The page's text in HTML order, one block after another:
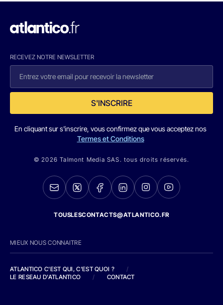
RECEVEZ NOTRE NEWSLETTER
S'INSCRIRE
En cliquant sur s'inscrire, vous confirmez que vous acceptez nos
Termes et Conditions
© 2026 Talmont Media SAS. tous droits réservés.
TOUSLESCONTACTS@ATLANTICO.FR
MIEUX NOUS CONNAITRE
ATLANTICO C'EST QUI, C'EST QUOI ?
/
LE RESEAU D'ATLANTICO
/ CONTACT